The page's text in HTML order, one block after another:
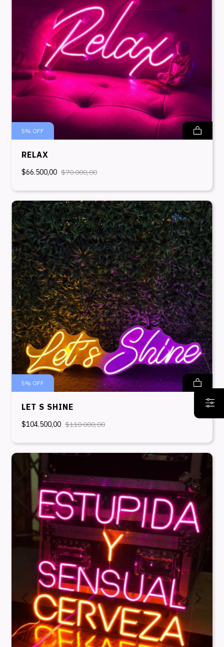
5% OFF
RELAX
$66.500,00 $70.000,00
5% OFF
LET S SHINE
$104.500,00 $110.000,00